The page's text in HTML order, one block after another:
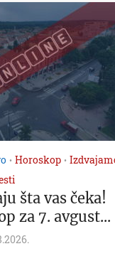
• Horoskop •
šta vas čeka!
za 7. avgust...